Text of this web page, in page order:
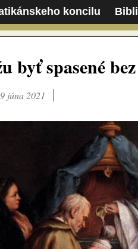
koncilu
byť spasené
júna 2021